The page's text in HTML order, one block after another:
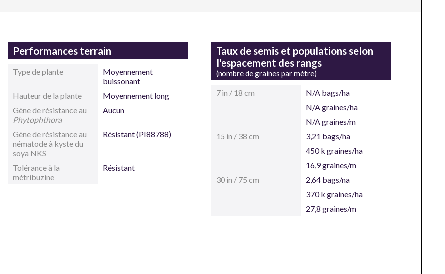
Performances terrain
Type de plante
Moyennement
buissonant
Hauteur de la plante
Moyennement long
Gène de résistance au
Phytophthora
Aucun
Gène de résistance au
nématode à kyste du
soya NKS
Résistant (PI88788)
Tolérance à la
métribuzine
Résistant
Taux de semis et populations selon
l'espacement des rangs
(nombre de graines par mètre)
7 in / 18 cm
N/A bags/ha
N/A graines/ha
N/A graines/m
15 in / 38 cm
3,21 bags/ha
450 k graines/ha
16,9 graines/m
30 in / 75 cm
2,64 bags/na
370 k graines/ha
27,8 graines/m